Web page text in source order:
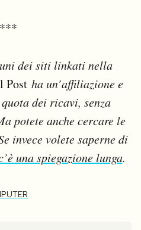
***
dei siti linkati nella
Postha un’affiliazione e
dei ricavi, senza
potete anche cercare le
invece volete saperne di
una spiegazione lunga.